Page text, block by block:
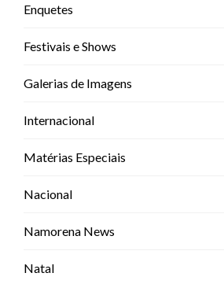
Enquetes
Festivais e Shows
Galerias de Imagens
Internacional
Matérias Especiais
Nacional
Namorena News
Natal